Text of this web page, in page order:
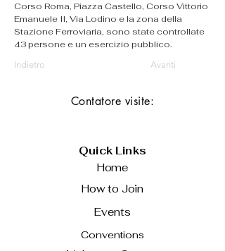
Corso Roma, Piazza Castello, Corso Vittorio
Emanuele II, Via Lodino e la zona della
Stazione Ferroviaria, sono state controllate
43 persone e un esercizio pubblico.
Indietro Avanti
Contatore visite:
Quick Links
Home
How to Join
Events
Conventions